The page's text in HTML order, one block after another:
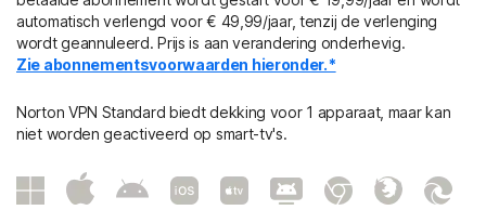
automatisch verlengd voor € 49,99/jaar, tenzij de verlenging
wordt geannuleerd. Prijs is aan verandering onderhevig.
Zie abonnementsvoorwaarden hieronder.*
Norton VPN Standard biedt dekking voor 1 apparaat, maar kan
niet worden geactiveerd op smart-tv's.